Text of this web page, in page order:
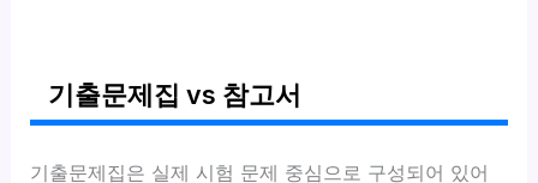
기출문제집 vs 참고서
기출문제집은 실제 시험 문제 중심으로 구성되어 있어